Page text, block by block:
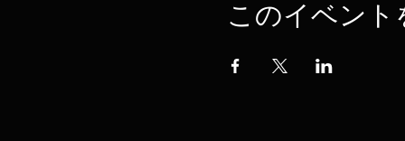
このイベント